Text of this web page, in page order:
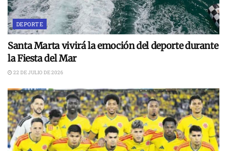
DEPORTE
Santa Marta vivirá la emoción del deporte durante
la Fiesta del Mar
22 DE JULIO DE 2026